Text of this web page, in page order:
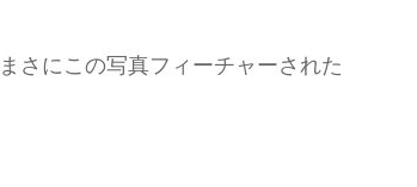
さにこの写真フィーチャーされた